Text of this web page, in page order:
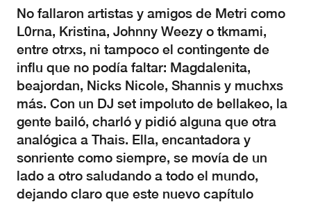
No fallaron artistas y amigos de Metri como
L0rna, Kristina, Johnny Weezy o tkmami,
entre otrxs, ni tampoco el contingente de
influ que no podía faltar: Magdalenita,
beajordan, Nicks Nicole, Shannis y muchxs
más. Con un DJ set impoluto de bellakeo, la
gente bailó, charló y pidió alguna que otra
analógica a Thais. Ella, encantadora y
sonriente como siempre, se movía de un
lado a otro saludando a todo el mundo,
dejando claro que este nuevo capítulo